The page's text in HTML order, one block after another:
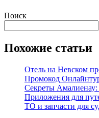
Перейти
содержимому
Поиск
Похожие статьи
Отель на Невском
Промокод
Секреты Амалиенау:
Приложения для
ТО и запчасти для